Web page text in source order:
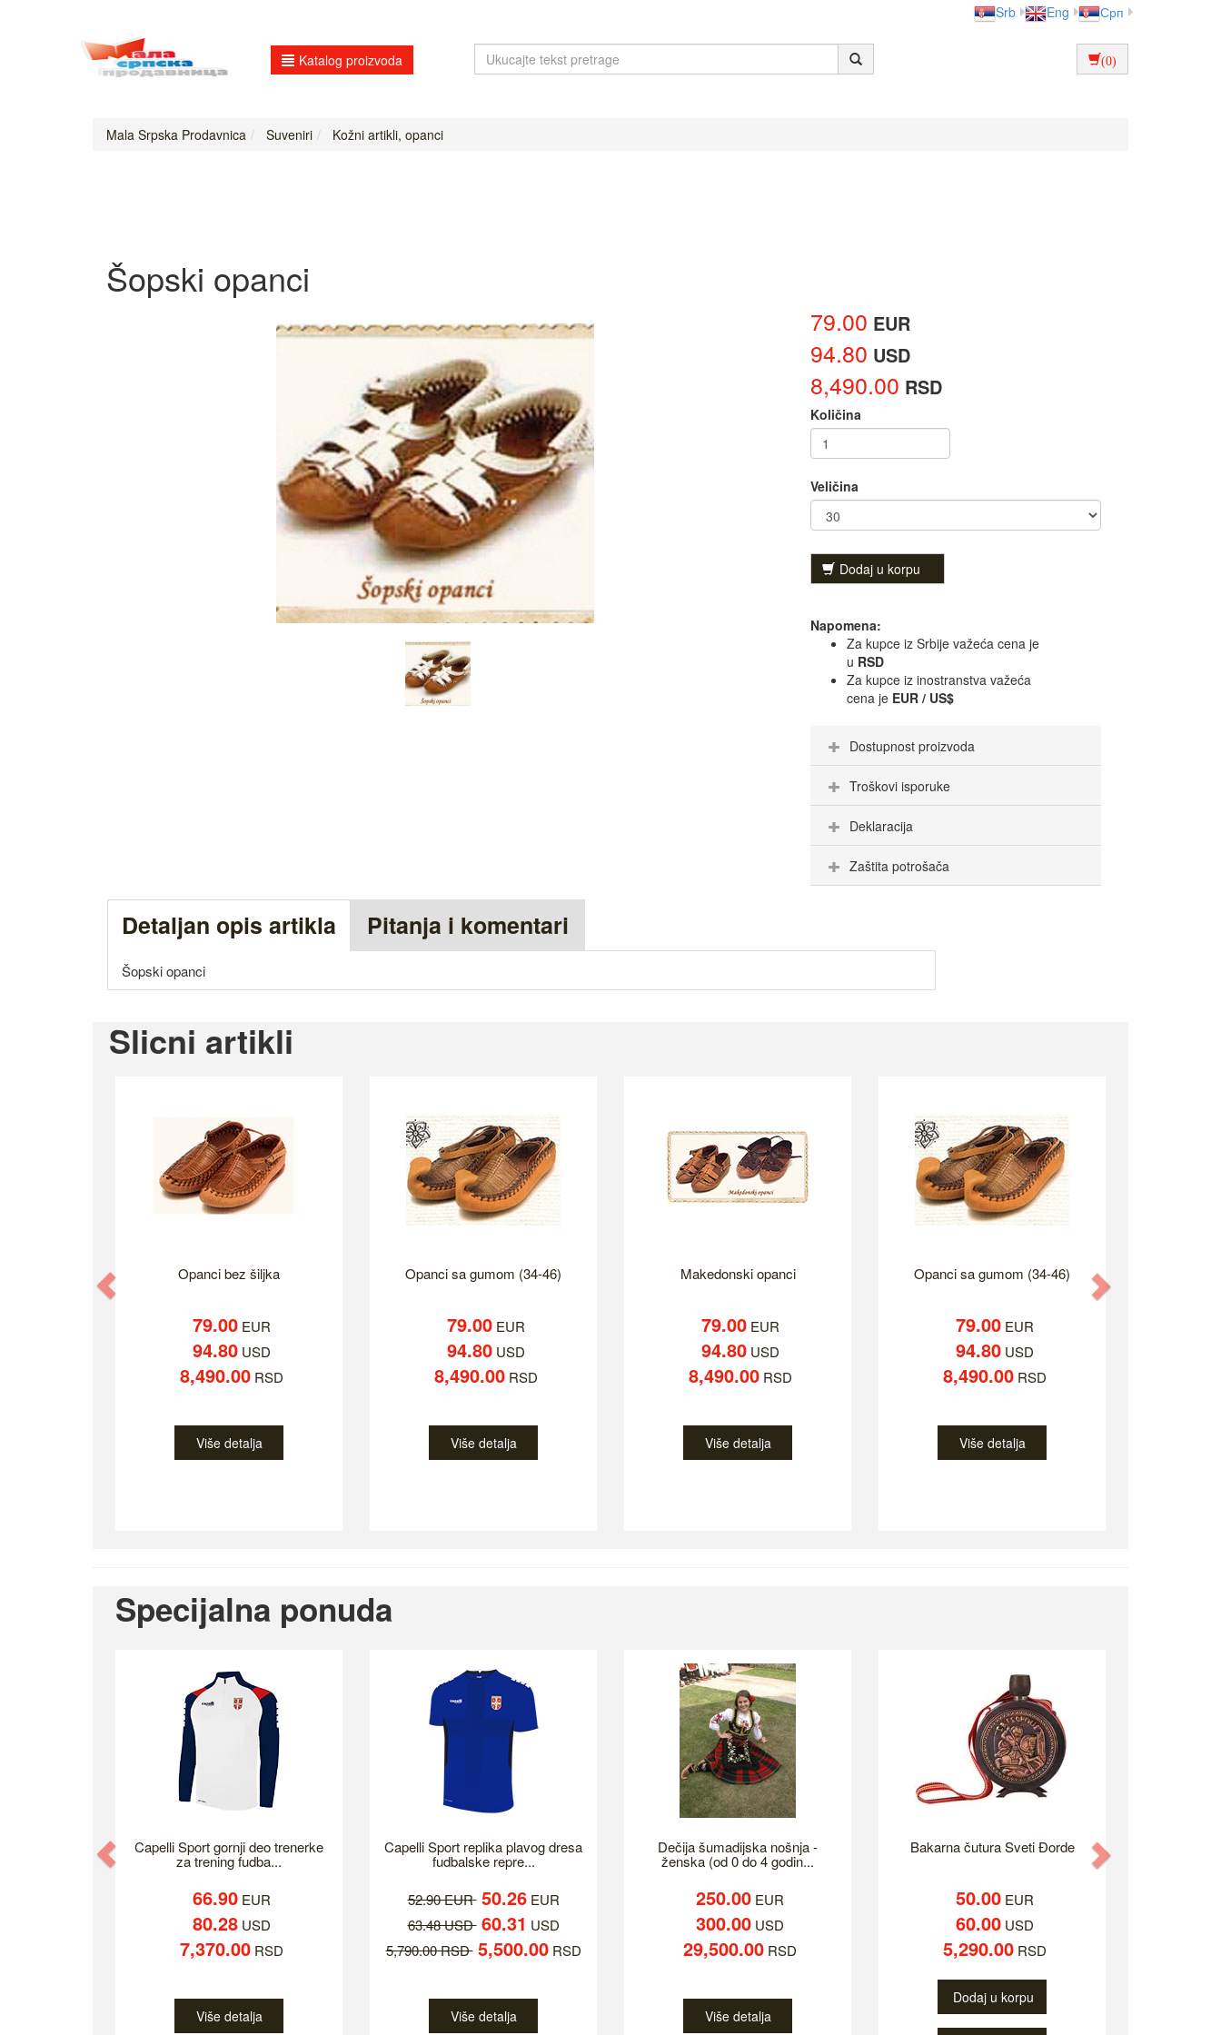
Srb Eng Срп
Katalog proizvoda (0)
Mala Srpska Prodavnica Suveniri Kožni artikli, opanci
Šopski opanci
79.00 EUR
94.80 USD
8,490.00 RSD
Količina
Veličina
Dodaj u korpu
Napomena:
Za kupce iz Srbije važeća cena je
u RSD
Za kupce iz inostranstva važeća
cena je EUR / US$
Dostupnost proizvoda
Troškovi isporuke
Deklaracija
Zaštita potrošača
Detaljan opis artikla Pitanja i komentari
Šopski opanci
Slicni artikli
Opanci bez šiljka
79.00EUR
94.80USD
8,490.00RSD
Više detalja
Opanci sa gumom (34-46)
79.00EUR
94.80USD
8,490.00RSD
Više detalja
Makedonski opanci
79.00EUR
94.80USD
8,490.00RSD
Više detalja
Opanci sa gumom (34-46)
79.00EUR
94.80USD
8,490.00RSD
Više detalja
Previous
Specijalna ponuda
Capelli Sport gornji deo trenerke
za trening fudba...
66.90EUR
80.28USD
7,370.00RSD
Više detalja
Capelli Sport replika plavog dresa
fudbalske repre...
52.90 EUR 50.26EUR
63.48 USD 60.31 USD
5,790.00 RSD 5,500.00RSD
Više detalja
Dečija šumadijska nošnja -
ženska (od 0 do 4 godin...
250.00 EUR
300.00 USD
29,500.00 RSD
Više detalja
Bakarna čutura Sveti Đorde
50.00EUR
60.00USD
5,290.00RSD
Dodaj u korpu
Previous